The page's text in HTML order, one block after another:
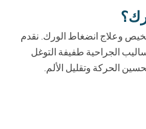
وعلاج انضغاط الورك. نقدم
الجراحية طفيفة التوغل
الحركة وتقليل الألم.